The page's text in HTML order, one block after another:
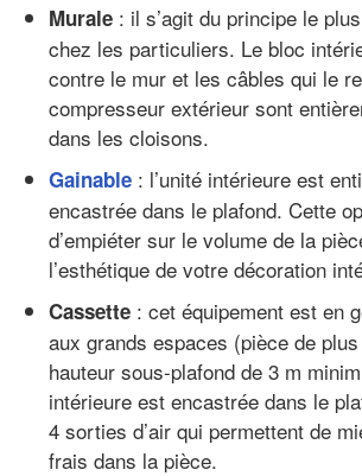
Murale : il s’agit du principe le
chez les particuliers. Le bloc
contre le mur et les câbles qui le
compresseur extérieur sont
dans les cloisons.
Gainable : l’unité intérieure est
encastrée dans le plafond. Cette
d’empiéter sur le volume de la
l’esthétique de votre décoration
Cassette : cet équipement est en
aux grands espaces (pièce de
hauteur sous-plafond de 3 m
intérieure est encastrée dans le
4 sorties d’air qui permettent de
frais dans la pièce.